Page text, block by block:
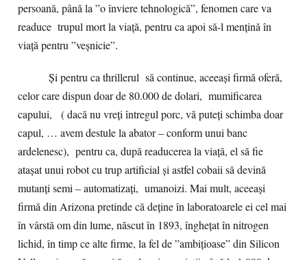
persoană, până la ”o înviere tehnologică”, fenomen care va
readuce trupul mort la viață, pentru ca apoi să-l mențină în
viață pentru ”veșnicie”.
Și pentru ca thrillerul să continue, aceeași firmă oferă,
celor care dispun doar de 80.000 de dolari, mumificarea
capului, ( dacă nu vreți întregul porc, vă puteți schimba doar
capul, … avem destule la abator – conform unui banc
ardelenesc), pentru ca, după readucerea la viață, el să fie
atașat unui robot cu trup artificial și astfel cobaii să devină
mutanți semi – automatizați, umanoizi. Mai mult, aceeași
firmă din Arizona pretinde că deține în laboratoarele ei cel mai
în vârstă om din lume, născut în 1893, înghețat în nitrogen
lichid, în timp ce alte firme, la fel de ”ambițioase” din Silicon